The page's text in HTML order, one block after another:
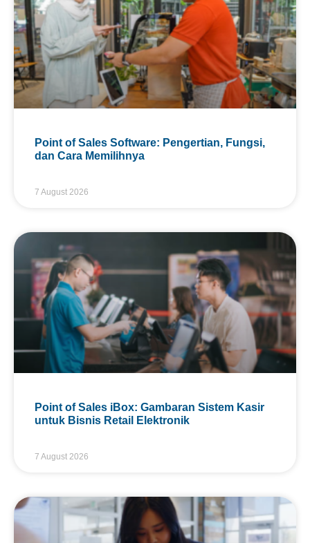
Point of Sales Software: Pengertian, Fungsi,
dan Cara Memilihnya
7 August 2026
Point of Sales iBox: Gambaran Sistem Kasir
untuk Bisnis Retail Elektronik
7 August 2026